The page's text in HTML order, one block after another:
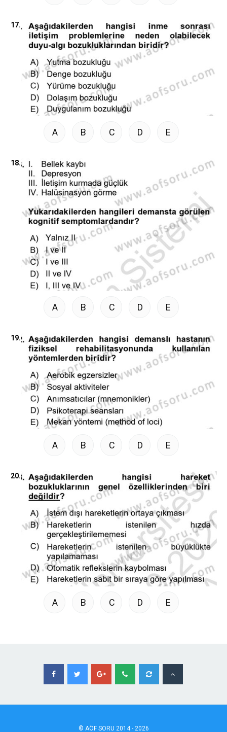
17.
A B C D E
18.
A B C D E
19.
A B C D E
20.
A B C D E
© AÖFSORU 2014 - 2026